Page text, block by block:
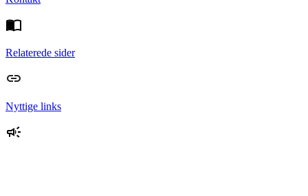
Relaterede sider
Nyttige links